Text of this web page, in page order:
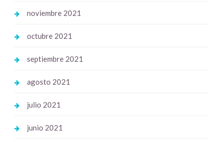
noviembre 2021
octubre 2021
septiembre 2021
agosto 2021
julio 2021
junio 2021